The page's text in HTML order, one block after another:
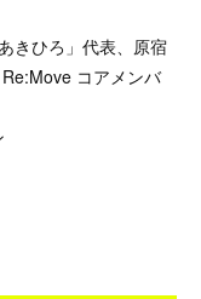
きひろ」代表、原宿
コアメンバ